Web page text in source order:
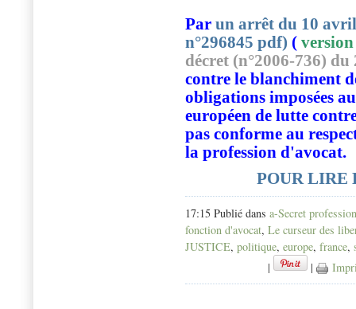
Par un arrêt du 10
n°296845 pdf) (
décret (n°2006-736)
contre le blanchiment
obligations imposées
européen de lutte
pas conforme au
la profession d'avocat.
POUR
17:15 Publié dans a-Secret
fonction d'avocat, Le curseur des
JUSTICE, politique, europe, france,
|
|